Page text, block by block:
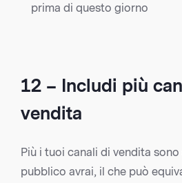
prima di questo giorno
12 – Includi più
vendita
Più i tuoi canali di vendita
pubblico avrai, il che può